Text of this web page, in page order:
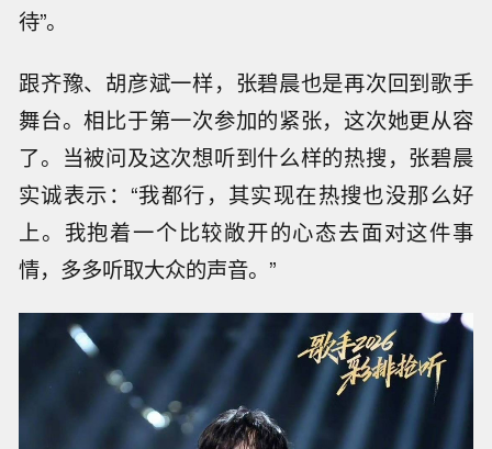
待”。
跟齐豫、胡彦斌一样，张碧晨也是再次回到歌手
舞台。相比于第一次参加的紧张，这次她更从容
了。当被问及这次想听到什么样的热搜，张碧晨
实诚表示：“我都行，其实现在热搜也没那么好
上。我抱着一个比较敞开的心态去面对这件事
情，多多听取大众的声音。”